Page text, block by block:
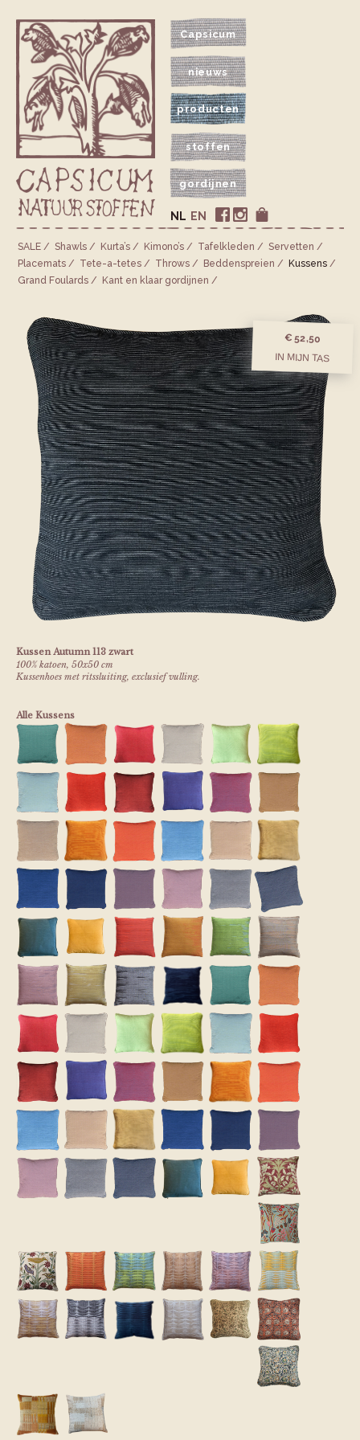
Capsicum
nieuws
producten
stoffen
gordijnen
EN
NL
SALE Shawls Kurta’s Kimono’s Tafelkleden
Servetten
Placemats
Tete-a-tetes Throws Bedden­spreien
Kussens
Grand Foulards
Kant en klaar gordijnen
Kussen Autumn 113 zwart
100% katoen, 50x50 cm
Kussenhoes met ritssluiting, exclusief vulling.
€ 52,50
IN MIJN TAS
Alle Kussens